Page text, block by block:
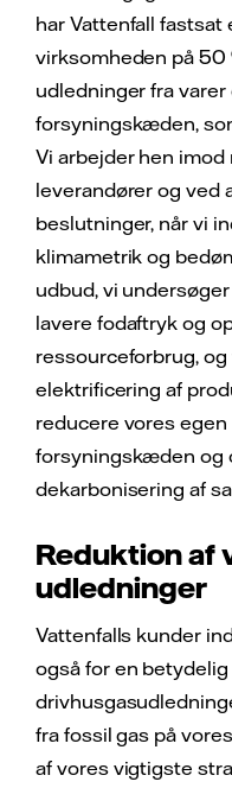
har Vattenfall
virksomheden på
udledninger fra
forsyningskæden,
Vi arbejder hen
leverandører og
beslutninger, når vi
klimametrik og
udbud, vi
lavere fodaftryk og
ressourceforbrug,
elektrificering af
reducere vores
forsyningskæden og
dekarbonisering af
Reduktion af
udledninger
Vattenfalls kunder
også for en
fra fossil gas på
af vores vigtigste